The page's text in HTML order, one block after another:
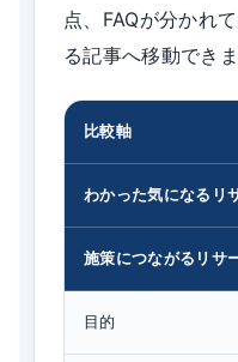
点、FAQが分かれ
る記事へ移動できま
比較軸
わかった気になるリ
施策につながるリサ
目的